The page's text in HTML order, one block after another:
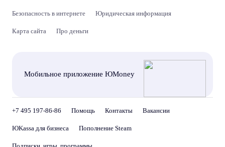
Безопасность в интернете Юридическая информация
Карта сайта Про деньги
Мобильное приложение ЮMoney
+7 495 197-86-86 Помощь Контакты Вакансии
ЮKassa для бизнеса Пополнение Steam